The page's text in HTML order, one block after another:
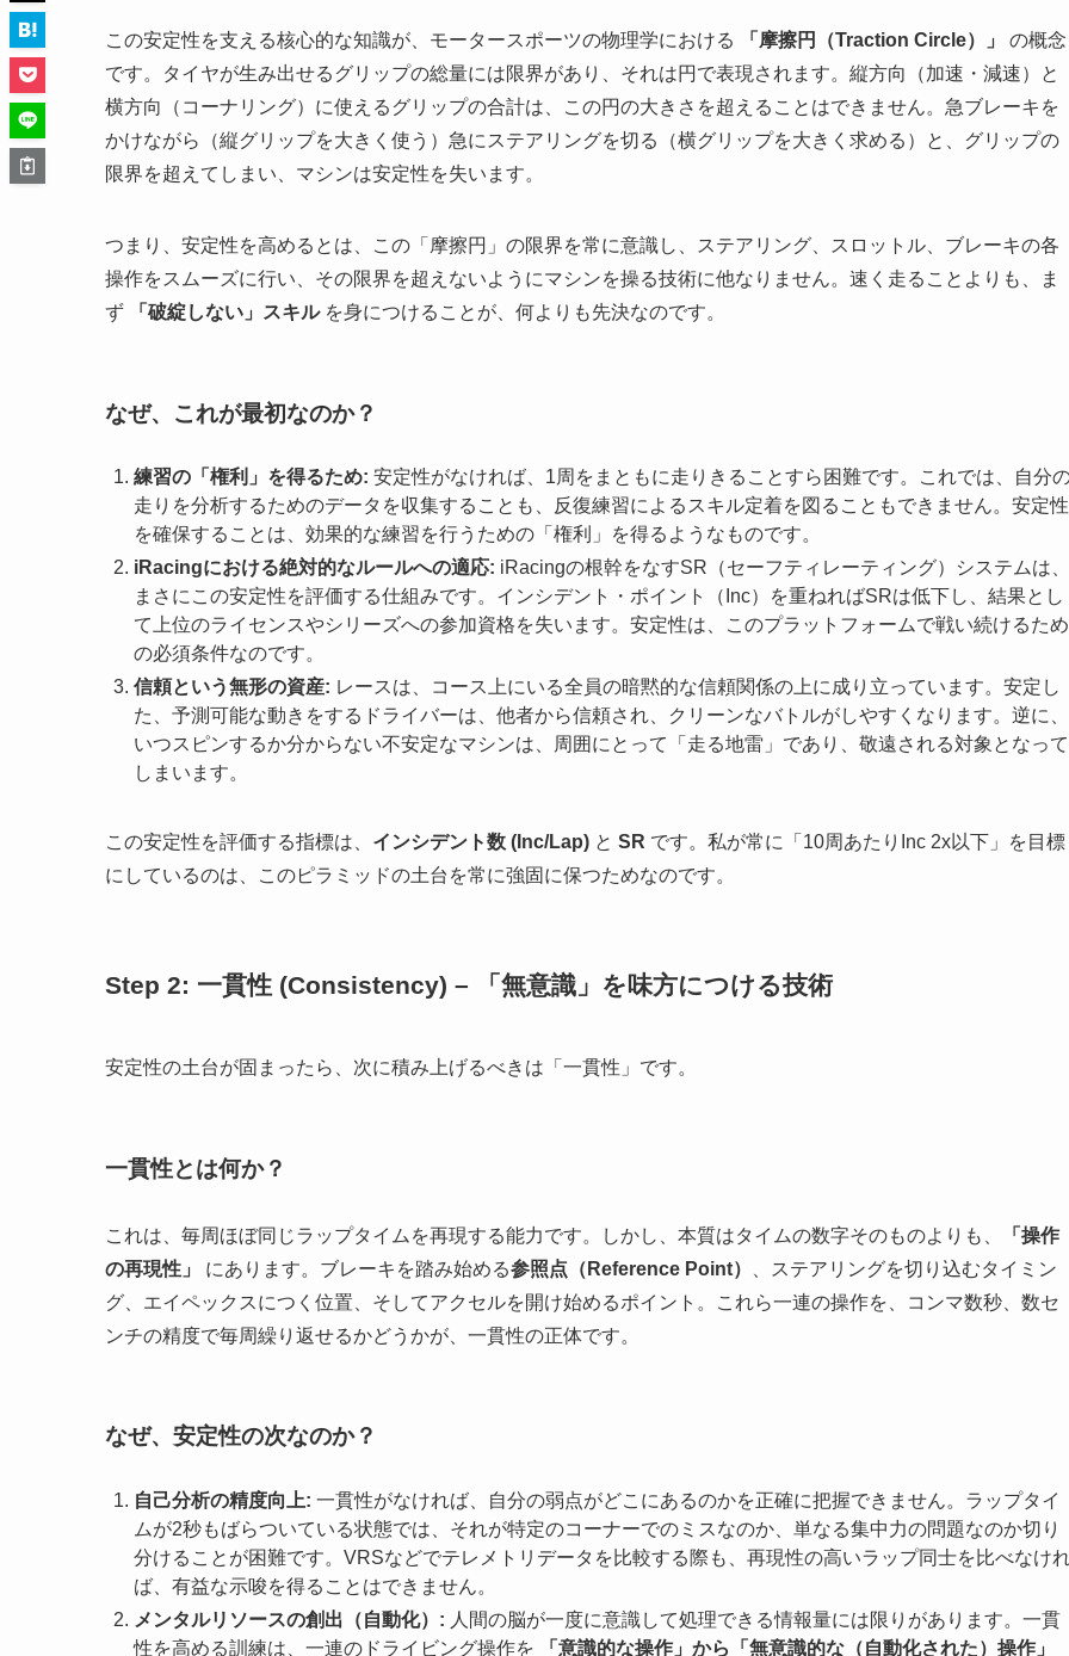
この安定性を支える核心的な知識が、モータースポーツの物理学における 「摩擦円（Traction Circle）」
の概念
です。タイヤが生み出せるグリップの総量には限界があり、それは円で表現されます。縦方向（加速・減速）と
横方向（コーナリング）に使えるグリップの合計は、この円の大きさを超えることはできません。急ブレーキを
かけながら（縦グリップを大きく使う）急にステアリングを切る（横グリップを大きく求める）と、グリップの
限界を超えてしまい、マシンは安定性を失います。
つまり、安定性を高めるとは、この「摩擦円」の限界を常に意識し、ステアリング、スロットル、ブレーキの各
操作をスムーズに行い、その限界を超えないようにマシンを操る技術に他なりません。速く走ることよりも、ま
ず
「破綻しない」スキルを身につけることが、何よりも先決なのです。
なぜ、これが最初なのか？
練習の「権利」を得るため: 安定性がなければ、1周をまともに走りきることすら困難です。これでは、自分
走りを分析するためのデータを収集することも、反復練習によるスキル定着を図ることもできません。安定性
を確保することは、効果的な練習を行うための「権利」を得るようなものです。
iRacingにおける絶対的なルールへの適応: iRacingの根幹をなすSR（セーフティレーティング）システムは、
まさにこの安定性を評価する仕組みです。インシデント・ポイント（Inc）を重ねればSRは低下し、結果とし
て上位のライセンスやシリーズへの参加資格を失います。安定性は、このプラットフォームで戦い続けるため
の必須条件なのです。
信頼という無形の資産: レースは、コース上にいる全員の暗黙的な信頼関係の上に成り立っています。安定し
た、予測可能な動きをするドライバーは、他者から信頼され、クリーンなバトルがしやすくなります。逆に、
いつスピンするか分からない不安定なマシンは、周囲にとって「走る地雷」であり、敬遠される対象となって
しまいます。
この安定性を評価する指標は、 インシデント数 (Inc/Lap) と SR です。私が常に「10周あたりInc 2x以下」を目標
にしているのは、このピラミッドの土台を常に強固に保つためなのです。
Step 2: 一貫性 (Consistency) – 「無意識」を味方につける技術
安定性の土台が固まったら、次に積み上げるべきは「一貫性」です。
一貫性とは何か？
これは、毎周ほぼ同じラップタイムを再現する能力です。しかし、本質はタイムの数字そのものよりも、
「操作
の再現性」
にあります。ブレーキを踏み始める参照点（Reference Point）
、ステアリングを切り込むタイミン
グ、エイペックスにつく位置、そしてアクセルを開け始めるポイント。これら一連の操作を、コンマ数秒、数セ
ンチの精度で毎周繰り返せるかどうかが、一貫性の正体です。
なぜ、安定性の次なのか？
自己分析の精度向上: 一貫性がなければ、自分の弱点がどこにあるのかを正確に把握できません。ラップタイ
ムが2秒もばらついている状態では、それが特定のコーナーでのミスなのか、単なる集中力の問題なのか切り
分けることが困難です。VRSなどでテレメトリデータを比較する際も、再現性の高いラップ同士を比べなけ
ば、有益な示唆を得ることはできません。
メンタルリソースの創出（自動化）: 人間の脳が一度に意識して処理できる情報量には限りがあります。一貫
性を高める訓練は、一連のドライビング操作を
「意識的な操作」から「無意識的な（自動化された）操作」